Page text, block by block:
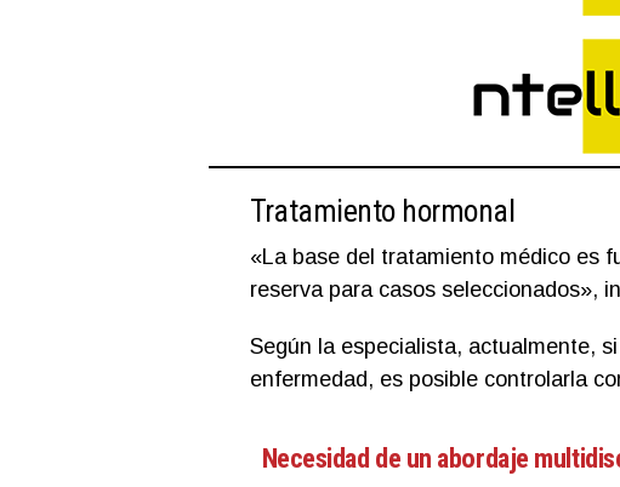
Tratamiento hormonal
«La base del tratamiento médico es
reserva para casos seleccionados»,
Según la especialista, actualmente,
enfermedad, es posible controlarla
Necesidad de un abordaje